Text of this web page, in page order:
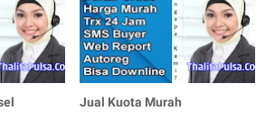
Jual Kuota Murah